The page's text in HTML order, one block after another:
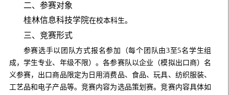
二、参赛对象
桂林信息科技学院在校本科生。
三、竞赛形式
参赛选手以团队方式报名参加（每个团队由3至5名学生组
成，学生专业、年级不限）。各参赛队以企业（模拟出口商）名
义参赛，出口商品限定为日用消费品、食品、玩具、纺织服装、
工艺品和电子产品等。竞赛内容为选品策划赛。竞赛内容具体如